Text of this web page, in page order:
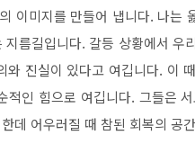
이미지를 만들어 냅니다. 나는
름길입니다. 갈등 상황에서
와 진실이 있다고 여깁니다. 이
적인 힘으로 여깁니다. 그들은
데 어우러질 때 참된 회복의 공